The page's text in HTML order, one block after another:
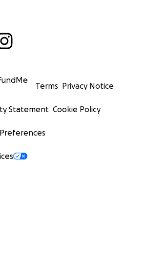
Terms Privacy Notice
Statement Cookie Policy